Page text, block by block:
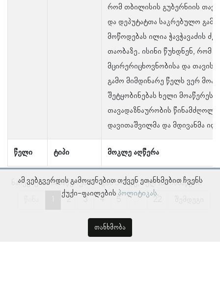
წელი ტიპი მოკლე აღწერა
რომ თბილისის გუბერნიის
და დეპუტატთა საკრებულო
მოწოდებას ილია ჭავჭავაძის
თაობაზე. ისინი წუხდნენ, რომ
მცირერიცხოვნობისა და
გამო მიმდინარე წელს ვერ
შეტყობინებას ხელი მოაწერეს
თავადაზნაურობის
დავითაშვილმა და მდივანმა
ნაჩვენებია ჩანაწერები 1–დან 5–მდე, სულ 108 ჩანაწერი
2 3 4 …
ამ ვებგვერდის გამოყენებით თქვენ ეთანხმებით ჩვენს
ქუქი-ფაილების პოლიტიკას.
თანხმობა